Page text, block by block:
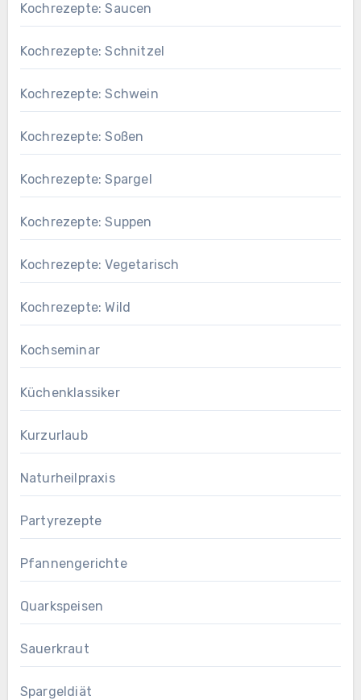
Kochrezepte: Saucen
Kochrezepte: Schnitzel
Kochrezepte: Schwein
Kochrezepte: Soßen
Kochrezepte: Spargel
Kochrezepte: Suppen
Kochrezepte: Vegetarisch
Kochrezepte: Wild
Kochseminar
Küchenklassiker
Kurzurlaub
Naturheilpraxis
Partyrezepte
Pfannengerichte
Quarkspeisen
Sauerkraut
Spargeldiät